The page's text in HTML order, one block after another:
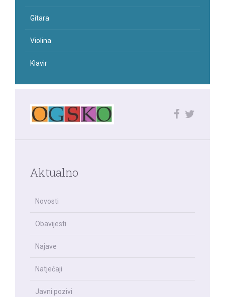
Gitara
Violina
Klavir
Aktualno
Novosti
Obavijesti
Najave
Natječaji
Javni pozivi